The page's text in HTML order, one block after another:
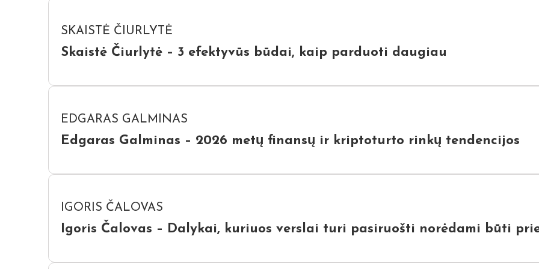
SKAISTĖ ČIURLYTĖ
Skaistė Čiurlytė – 3 efektyvūs būdai, kaip parduoti daugiau
EDGARAS GALMINAS
Edgaras Galminas – 2026 metų finansų ir kriptoturto rinkų tendencijos
IGORIS ČALOVAS
Igoris Čalovas – Dalykai, kuriuos verslai turi pasiruošti norėdami būti